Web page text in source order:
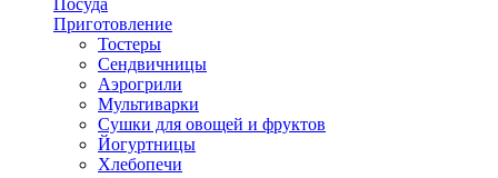
Посуда
Приготовление
Тостеры
Сендвичницы
Аэрогрили
Мультиварки
Сушки для овощей и фруктов
Йогуртницы
Хлебопечи